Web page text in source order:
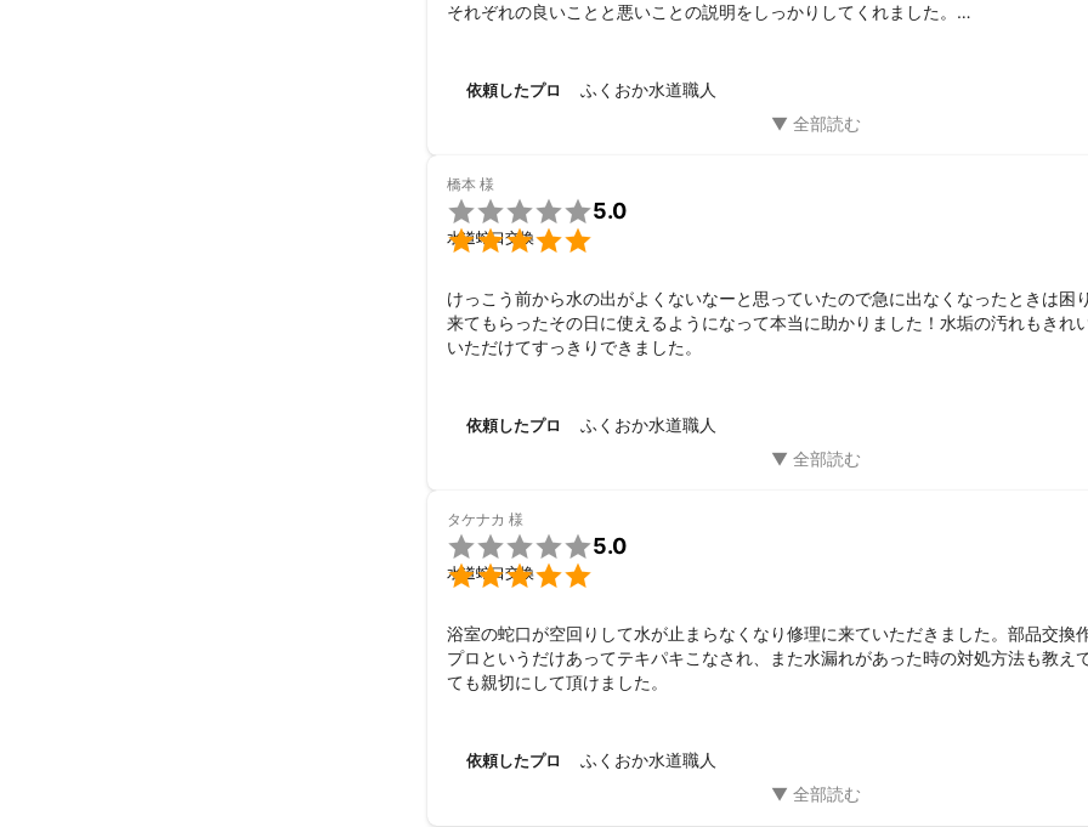
それぞれの良いことと悪いことの説明をしっかりしてくれました。
依頼したプロ ふくおか水道職人
橋本 様


5.0
水道蛇口交換
けっこう前から水の出がよくないなーと思っていたので急に出なくなったときは困
来てもらったその日に使えるようになって本当に助かりました！水垢の汚れもきれ
いただけてすっきりできました。
依頼したプロ ふくおか水道職人
タケナカ 様


5.0
水道蛇口交換
浴室の蛇口が空回りして水が止まらなくなり修理に来ていただきました。部品交換
プロというだけあってテキパキこなされ、また水漏れがあった時の対処方法も教え
ても親切にして頂けました。
依頼したプロ ふくおか水道職人